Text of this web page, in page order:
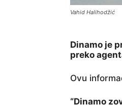
Vahid Halihodžić
Dinamo je
preko
Ovu
“Dinamo